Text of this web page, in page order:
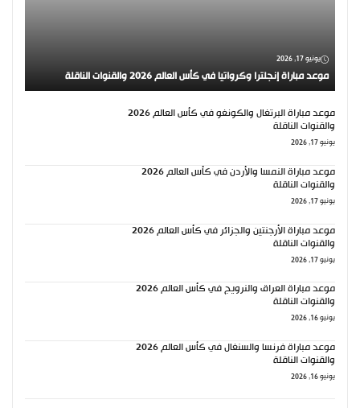
يونيو 17, 2026
موعد مباراة إنجلترا وكرواتيا في كأس العالم 2026 والقنوات الناقلة
موعد مباراة البرتغال والكونغو في كأس العالم 2026
والقنوات الناقلة
يونيو 17, 2026
موعد مباراة النمسا والأردن في كأس العالم 2026
والقنوات الناقلة
يونيو 17, 2026
موعد مباراة الأرجنتين والجزائر في كأس العالم 2026
والقنوات الناقلة
يونيو 17, 2026
موعد مباراة العراق والنرويج في كأس العالم 2026
والقنوات الناقلة
يونيو 16, 2026
موعد مباراة فرنسا والسنغال في كأس العالم 2026
والقنوات الناقلة
يونيو 16, 2026